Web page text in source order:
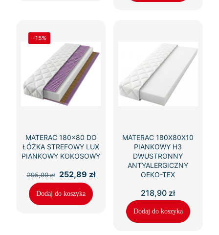
-15%
MATERAC 180×80 DO
ŁÓŻKA STREFOWY LUX
PIANKOWY KOKOSOWY
295,90zł
Pierwotna
cena
wynosiła:
295,90 zł.
252,89 złAktualna
Dodaj do koszyka
MATERAC 180X80X10
PIANKOWY H3
DWUSTRONNY
ANTYALERGICZNY
OEKO-TEX
218,90 zł
Dodaj do koszyka